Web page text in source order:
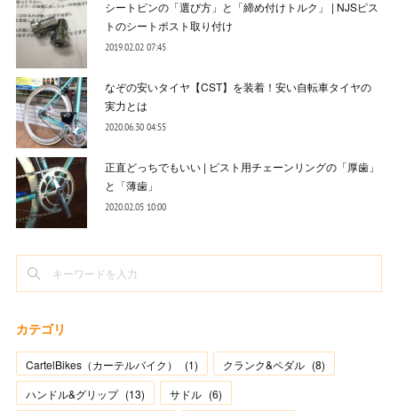
シートピンの「選び方」と「締め付けトルク」 | NJSピス
トのシートポスト取り付け
2019.02.02 07:45
なぞの安いタイヤ【CST】を装着！安い自転車タイヤの
実力とは
2020.06.30 04:55
正直どっちでもいい | ピスト用チェーンリングの「厚歯」
と「薄歯」
2020.02.05 10:00
カテゴリ
CartelBikes（カーテルバイク） (1) クランク&ペダル (8)
ハンドル&グリップ (13) サドル (6)